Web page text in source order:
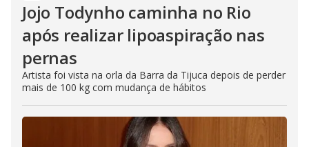
Jojo Todynho caminha no Rio
após realizar lipoaspiração nas
pernas
Artista foi vista na orla da Barra da Tijuca depois de perder
mais de 100 kg com mudança de hábitos